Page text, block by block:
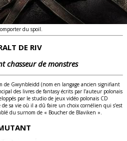
du spoil.
DE RIV
chasseur de monstres
de Gwynbleidd (nom en langage ancien signifiant
des livres de fantasy écrits par l’auteur polonais
par le studio de jeux vidéo polonais CD
sa vie où il a dû faire un choix cornélien qui s’est
du surnom de « Boucher de Blaviken ».